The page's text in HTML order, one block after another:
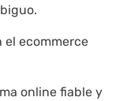
el ecommerce
online fiable y